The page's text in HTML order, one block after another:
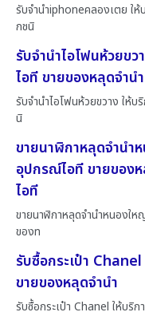
รับจำนำiphoneคลองเตย ให้
กชนิ
รับจำนำไอโฟนห้วยข
ไอที ขายของหลุดจำ
รับจำนำไอโฟนห้วยขวาง ให้
นิ
ขายนาฬิกาหลุดจำนำ
อุปกรณ์ไอที ขายของ
ไอที
ขายนาฬิกาหลุดจำนำหนองให
ของท
รับซื้อกระเป๋า
ขายของหลุดจำนำ
รับซื้อกระเป๋า Chanel ให้บริ